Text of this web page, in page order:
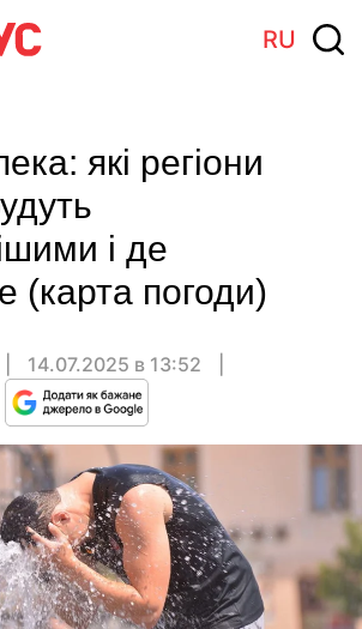
RU
які регіони
і де
(карта погоди)
14.07.2025 в 13:52